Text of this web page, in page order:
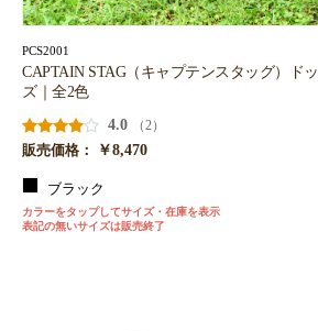
PCS2001
CAPTAIN STAG（キャプテンスタッグ）ド
ズ｜全2色
4.0
（2）
販売価格：
￥8,470
ブラック
カラーをタップしてサイズ・在庫を表示
表記の無いサイズは販売終了